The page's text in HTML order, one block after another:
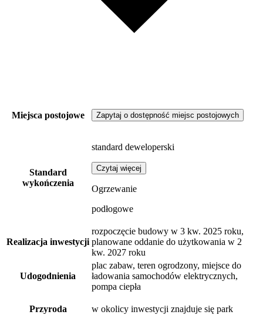
Miejsca postojowe Zapytaj o dostępność miejsc postojowych
Standard
wykończenia
standard deweloperski
Czytaj więcej
Ogrzewanie
podłogowe
Realizacja inwestycji
rozpoczęcie budowy w 3 kw. 2025 roku,
planowane oddanie do użytkowania w 2
kw. 2027 roku
Udogodnienia
plac zabaw, teren ogrodzony, miejsce do
ładowania samochodów elektrycznych,
pompa ciepła
Przyroda w okolicy inwestycji znajduje się park